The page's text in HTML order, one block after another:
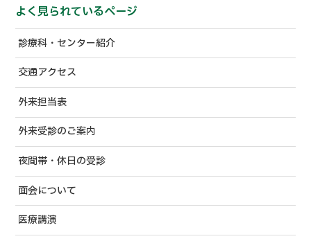
よく見られているページ
診療科・センター紹介
交通アクセス
外来担当表
外来受診のご案内
夜間帯・休日の受診
面会について
医療講演